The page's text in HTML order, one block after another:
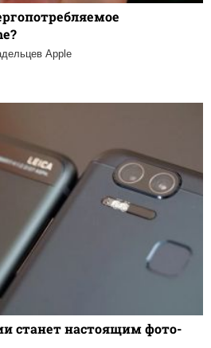
Apple
станет настоящим фото-